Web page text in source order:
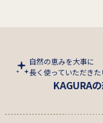
自然の恵みを大事に
長く使っていただきた
KAGURA